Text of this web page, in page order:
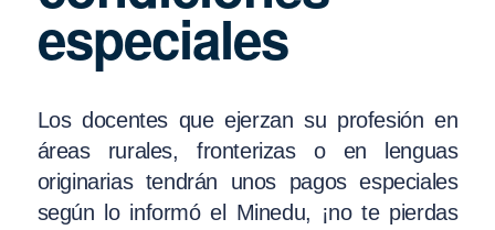
especiales
Los docentes que ejerzan su profesión en
áreas rurales, fronterizas o en lenguas
originarias tendrán unos pagos especiales
según lo informó el Minedu, ¡no te pierdas